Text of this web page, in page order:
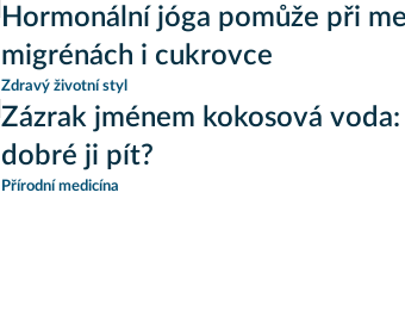
Hormonální jóga pomůže při
migrénách i cukrovce
Zdravý životní styl
Zázrak jménem kokosová
dobré ji pít?
Přírodní medicína